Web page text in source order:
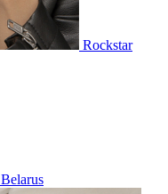
Rockstar
Belarus